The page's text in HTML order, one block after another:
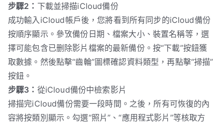
步驟2： 下載並掃描iCloud備份
成功輸入iCloud帳戶後，您將看到所有同步的iCloud備份
按順序顯示。參攷備份日期、檔案大小、裝置名稱等，選
擇可能包含已删除影片檔案的最新備份。按“下載”按鈕獲
取數據。然後點擊“齒輪”圖標確認資料類型，再點擊“掃描”
按鈕。
步驟3： 從iCloud備份中檢索影片
掃描完iCloud備份需要一段時間。之後，所有可恢復的內
容將按類別顯示。勾選“照片”、“應用程式影片”等核取方